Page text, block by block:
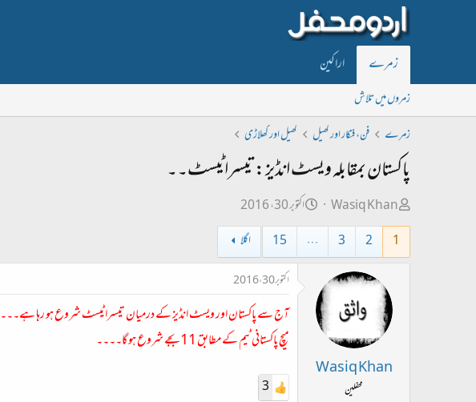
زمرے اراکین
زمروں میں تلاش
زمرے
فن، فنکار اور کھیل کھیل اور کھلاڑی
پاکستان بمقابلہ ویسٹ انڈیز:تیسرا ٹیسٹ۔۔
ص
ا
ح
Wasiq Khan
ت
ا
خ
اکتوبر 30، 2016
1
2
3
…
15 اگلا
Wasiq Khan
محفلین
اکتوبر 30، 2016
آج سے پاکستان اور ویسٹ انڈیز کے درمیان تیسرا ٹیسٹ شروع ہو رہا ہے۔۔۔
میچ پاکستانی ٹیم کے مطابق 11 بجے شروع ہو گا۔۔۔۔
3